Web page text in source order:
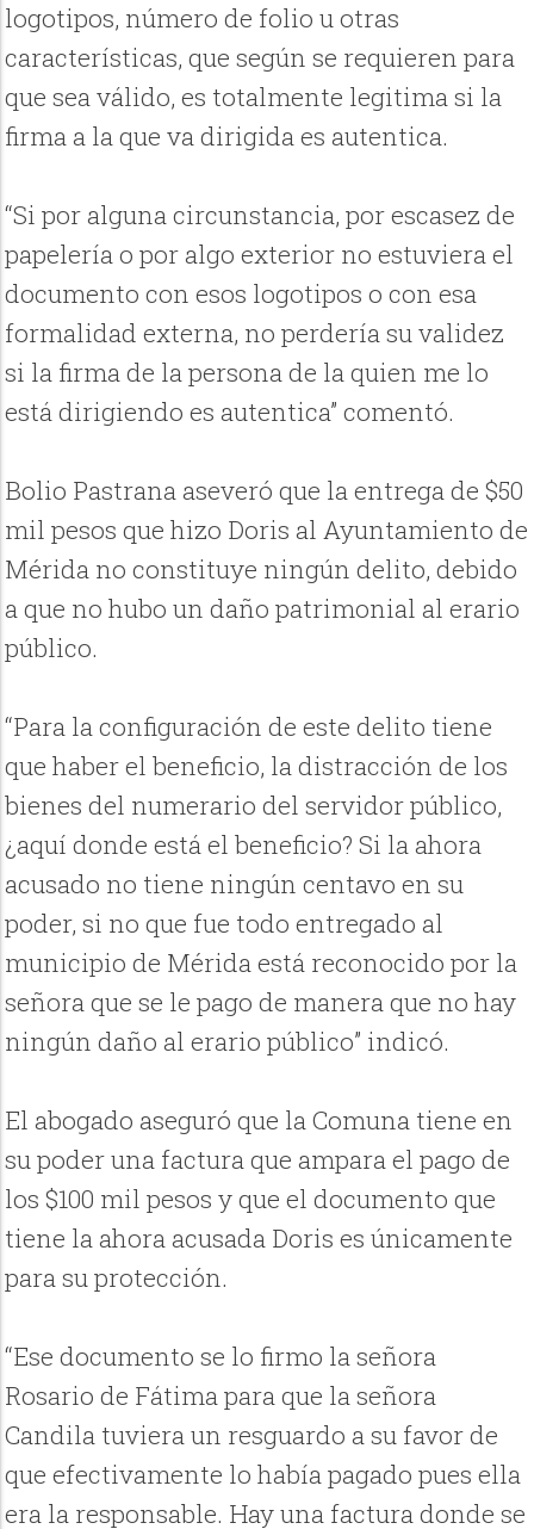
logotipos, número de folio u otras
características, que según se requieren para
que sea válido, es totalmente legitima si la
firma a la que va dirigida es autentica.
“Si por alguna circunstancia, por escasez de
papelería o por algo exterior no estuviera el
documento con esos logotipos o con esa
formalidad externa, no perdería su validez
si la firma de la persona de la quien me lo
está dirigiendo es autentica” comentó.
Bolio Pastrana aseveró que la entrega de $50
mil pesos que hizo Doris al Ayuntamiento de
Mérida no constituye ningún delito, debido
a que no hubo un daño patrimonial al erario
público.
“Para la configuración de este delito tiene
que haber el beneficio, la distracción de los
bienes del numerario del servidor público,
¿aquí donde está el beneficio? Si la ahora
acusado no tiene ningún centavo en su
poder, si no que fue todo entregado al
municipio de Mérida está reconocido por la
señora que se le pago de manera que no hay
ningún daño al erario público” indicó.
El abogado aseguró que la Comuna tiene en
su poder una factura que ampara el pago de
los $100 mil pesos y que el documento que
tiene la ahora acusada Doris es únicamente
para su protección.
“Ese documento se lo firmo la señora
Rosario de Fátima para que la señora
Candila tuviera un resguardo a su favor de
que efectivamente lo había pagado pues ella
era la responsable. Hay una factura donde se